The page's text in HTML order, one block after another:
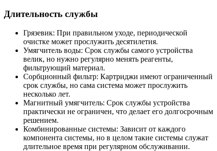
Длительность службы
Грязевик: При правильном уходе, периодической
очистке может прослужить десятилетия.
Умягчитель воды: Срок службы самого устройства
велик, но нужно регулярно менять реагенты,
фильтрующий материал.
Сорбционный фильтр: Картриджи имеют ограниченный
срок службы, но сама система может прослужить
несколько лет.
Магнитный умягчитель: Срок службы устройства
практически не ограничен, что делает его долгосрочным
решением.
Комбинированные системы: Зависит от каждого
компонента системы, но в целом такие системы служат
длительное время при регулярном обслуживании.